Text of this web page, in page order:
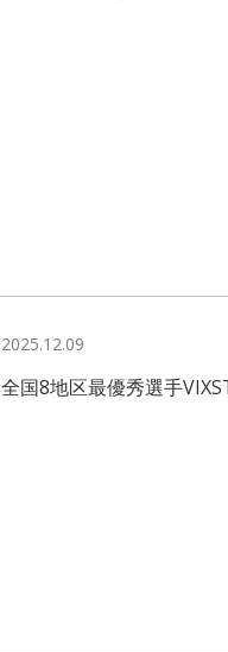
2025.12.09
全国8地区最優秀選手